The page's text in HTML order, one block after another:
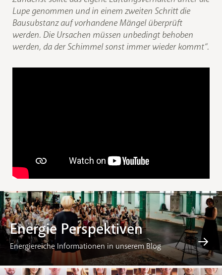
Lupe genommen und in einem zweiten Schritt die
Bausubstanz auf vorhandene Mängel überprüft
werden. Die Ursachen müssen unbedingt behoben
werden, da der Schimmel sonst immer wieder kommt“.
Energie Perspektiven
Energiereiche Informationen in unserem Blog